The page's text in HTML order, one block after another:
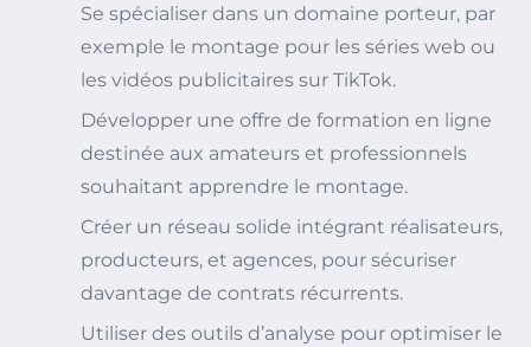
Se spécialiser dans un domaine porteur, par
exemple le montage pour les séries web ou
les vidéos publicitaires sur TikTok.
Développer une offre de formation en ligne
destinée aux amateurs et professionnels
souhaitant apprendre le montage.
Créer un réseau solide intégrant réalisateurs,
producteurs, et agences, pour sécuriser
davantage de contrats récurrents.
Utiliser des outils d’analyse pour optimiser le